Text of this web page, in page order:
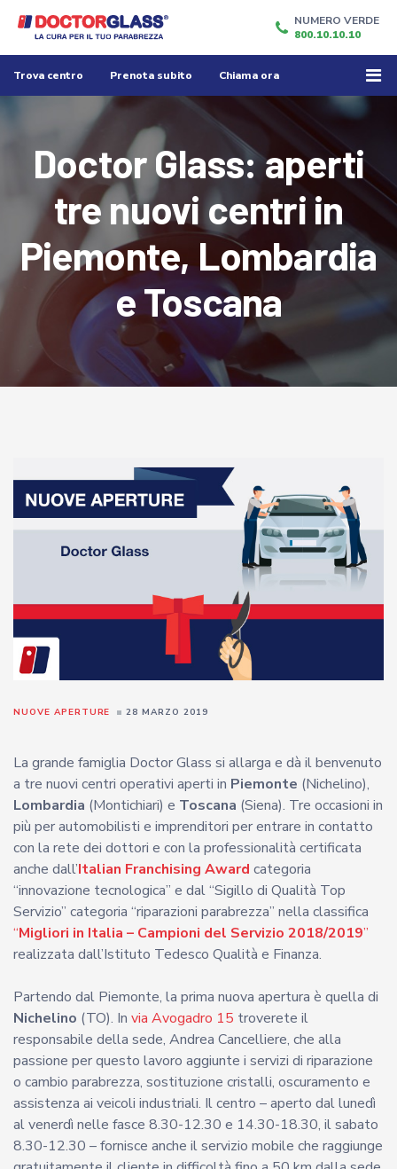
NUMERO VERDE
800.10.10.10
Trova centro Prenota subito Chiama ora
Doctor Glass: aperti
tre nuovi centri in
Piemonte, Lombardia
e Toscana
NUOVE APERTURE 28 MARZO 2019
La grande famiglia Doctor Glass si allarga e dà il benvenuto
a tre nuovi centri operativi aperti in Piemonte (Nichelino),
Lombardia (Montichiari) e Toscana (Siena). Tre occasioni in
più per automobilisti e imprenditori per entrare in contatto
con la rete dei dottori e con la professionalità certificata
anche dall’Italian Franchising Award categoria
“innovazione tecnologica” e dal “Sigillo di Qualità Top
Servizio” categoria “riparazioni parabrezza” nella classifica
“Migliori in Italia – Campioni del Servizio 2018/2019”
realizzata dall’Istituto Tedesco Qualità e Finanza.
Partendo dal Piemonte, la prima nuova apertura è quella di
Nichelino (TO). In via Avogadro 15 troverete il
responsabile della sede, Andrea Cancelliere, che alla
passione per questo lavoro aggiunte i servizi di riparazione
o cambio parabrezza, sostituzione cristalli, oscuramento e
assistenza ai veicoli industriali. Il centro – aperto dal lunedì
al venerdì nelle fasce 8.30-12.30 e 14.30-18.30, il sabato
8.30-12.30 – fornisce anche il servizio mobile che raggiunge